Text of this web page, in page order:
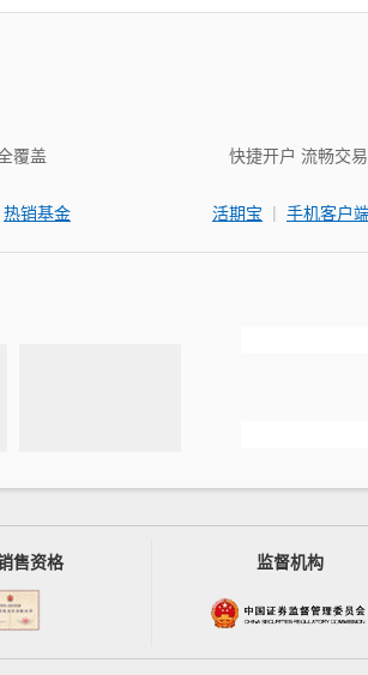
覆盖
热销基金
快捷开户 流畅交易
活期宝 | 手机客户
售资格 监督机构